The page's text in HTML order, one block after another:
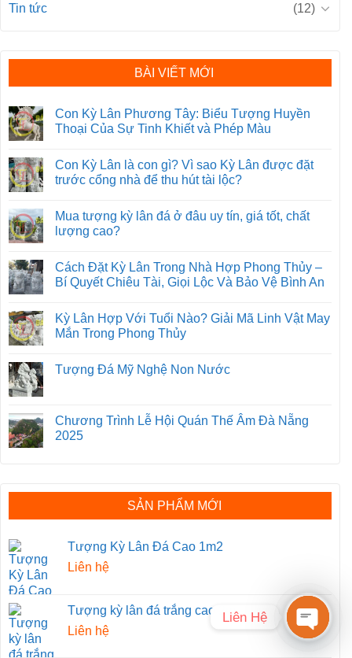
Tin tức (12)
BÀI VIẾT MỚI
Con Kỳ Lân Phương Tây: Biểu Tượng Huyền
Thoại Của Sự Tinh Khiết và Phép Màu
Con Kỳ Lân là con gì? Vì sao Kỳ Lân được đặt
trước cổng nhà để thu hút tài lộc?
Mua tượng kỳ lân đá ở đâu uy tín, giá tốt, chất
lượng cao?
Cách Đặt Kỳ Lân Trong Nhà Hợp Phong Thủy –
Bí Quyết Chiêu Tài, Giọi Lộc Và Bảo Vệ Bình An
Kỳ Lân Hợp Với Tuổi Nào? Giải Mã Linh Vật May
Mắn Trong Phong Thủy
Tượng Đá Mỹ Nghệ Non Nước
Chương Trình Lễ Hội Quán Thế Âm Đà Nẵng
2025
SẢN PHẨM MỚI
Tượng Kỳ Lân Đá Cao 1m2
Liên hệ
Tượng kỳ lân đá trắng cao 2m
Liên hệ
Liên Hệ